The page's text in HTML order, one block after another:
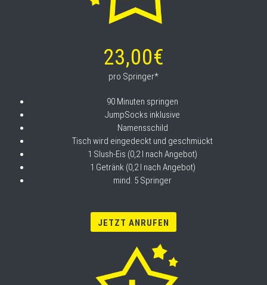
23,00€
pro Springer*
90 Minuten springen
JumpSocks inklusive
Namensschild
Tisch wird eingedeckt und geschmückt
1 Slush-Eis (0,2 l nach Angebot)
1 Getränk (0,2 l nach Angebot)
mind. 5 Springer
JETZT ANRUFEN